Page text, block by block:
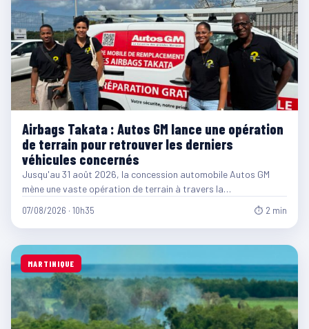
Airbags Takata : Autos GM lance une opération
de terrain pour retrouver les derniers
véhicules concernés
Jusqu'au 31 août 2026, la concession automobile Autos GM
mène une vaste opération de terrain à travers la…
07/08/2026 · 10h35 ⏱ 2 min
MARTINIQUE